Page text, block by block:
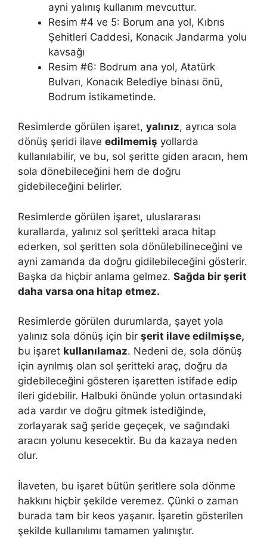
ayni yalınış kullanım mevcuttur.
Resim #4 ve 5: Borum ana yol, Kıbrıs
Şehitleri Caddesi, Konacık Jandarma yolu
kavsağı
Resim #6: Bodrum ana yol, Atatürk
Bulvarı, Konacık Belediye binası önü,
Bodrum istikametinde.
Resimlerde görülen işaret, yalınız, ayrıca sola
dönüş şeridi ilave edilmemiş yollarda
kullanılabilir, ve bu, sol şeritte giden aracın, hem
sola dönebileceğini hem de doğru
gidebileceğini belirler.
Resimlerde görülen işaret, uluslararası
kurallarda, yalınız sol şeritteki araca hitap
ederken, sol şeritten sola dönülebilineceğini ve
ayni zamanda da doğru gidilebileceğini gösterir.
Başka da hiçbir anlama gelmez. Sağda bir şerit
daha varsa ona hitap etmez.
Resimlerde görülen durumlarda, şayet yola
yalınız sola dönüş için bir şerit ilave edilmişse,
bu işaret kullanılamaz. Nedeni de, sola dönüş
için ayrılmış olan sol şeritteki araç, doğru da
gidebileceğini gösteren işaretten istifade edip
ileri gidebilir. Halbuki önünde yolun ortasındaki
ada vardır ve doğru gitmek istediğinde,
zorlayarak sağ şeride geçeçek, ve sağındaki
aracın yolunu kesecektir. Bu da kazaya neden
olur.
İlaveten, bu işaret bütün şeritlere sola dönme
hakkını hiçbir şekilde veremez. Çünki o zaman
burada tam bir keos yaşanır. İşaretin gösterilen
şekilde kullanılımı tamamen yalınıştır.